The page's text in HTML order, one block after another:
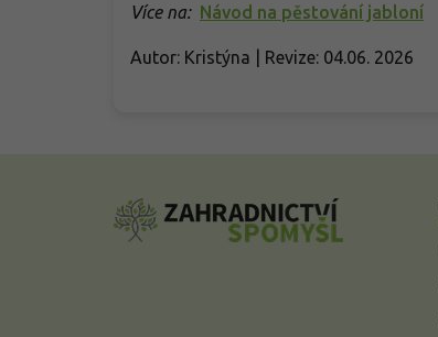
Více na: Návod na pěstování jabloní
Autor: Kristýna | Revize: 04.06. 2026